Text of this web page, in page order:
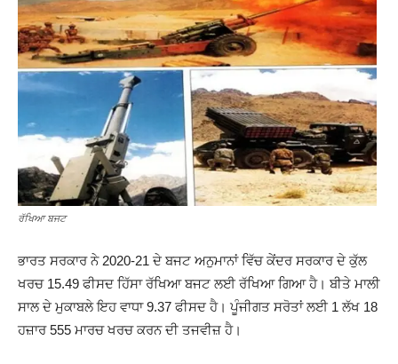
ਰੱਖਿਆ ਬਜਟ
ਭਾਰਤ ਸਰਕਾਰ ਨੇ 2020-21 ਦੇ ਬਜਟ ਅਨੁਮਾਨਾਂ ਵਿੱਚ ਕੇਂਦਰ ਸਰਕਾਰ ਦੇ ਕੁੱਲ
ਖਰਚ 15.49 ਫੀਸਦ ਹਿੱਸਾ ਰੱਖਿਆ ਬਜਟ ਲਈ ਰੱਖਿਆ ਗਿਆ ਹੈ। ਬੀਤੇ ਮਾਲੀ
ਸਾਲ ਦੇ ਮੁਕਾਬਲੇ ਇਹ ਵਾਧਾ 9.37 ਫੀਸਦ ਹੈ। ਪੂੰਜੀਗਤ ਸਰੋਤਾਂ ਲਈ 1 ਲੱਖ 18
ਹਜ਼ਾਰ 555 ਮਾਰਚ ਖਰਚ ਕਰਨ ਦੀ ਤਜਵੀਜ਼ ਹੈ।